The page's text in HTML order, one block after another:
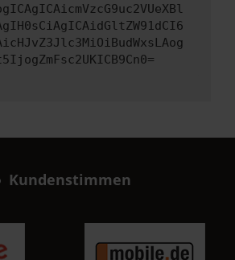
Kundenstimmen